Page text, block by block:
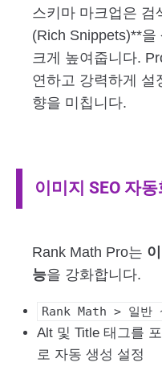
스키마 마크업은 검
(Rich Snippets)**
크게 높여줍니다.
연하고 강력하게 설
향을 미칩니다.
이미지 SEO 자
Rank Math Pro는
능을 강화합니다.
Rank Math > 일반
Alt 및 Title 태그를
로 자동 생성 설정